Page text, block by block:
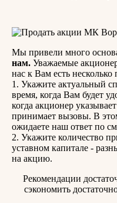
Мы привели много
нам. Уважаемые
нас к Вам есть несколько
1. Укажите актуальный
время, когда Вам будет
когда акционер
принимает вызовы. В
ожидаете наш ответ по
2. Укажите количество
уставном капитале -
на акцию.
Рекомендации
сэкономить